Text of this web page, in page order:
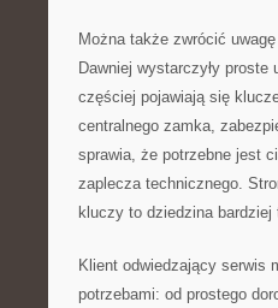
Można także zwrócić
Dawniej wystarczyły
częściej pojawiają się
centralnego zamka,
sprawia, że potrzebne jest
zaplecza technicznego.
kluczy to dziedzina
Klient odwiedzający serwis
potrzebami: od prostego